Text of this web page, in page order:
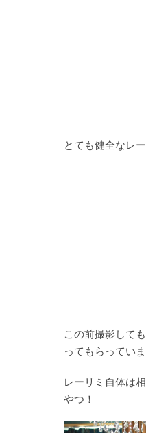
とても健全なレ
この前撮影して
ってもらっていま
レーリミ自体は
やつ！